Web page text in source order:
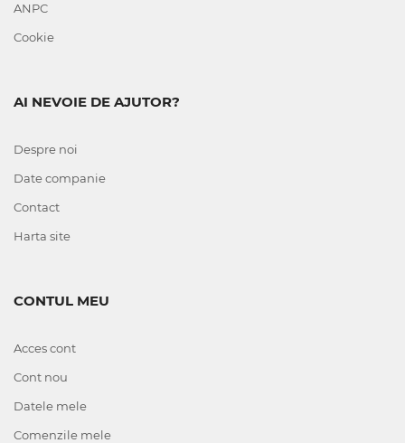
ANPC
Cookie
AI NEVOIE DE AJUTOR?
Despre noi
Date companie
Contact
Harta site
CONTUL MEU
Acces cont
Cont nou
Datele mele
Comenzile mele